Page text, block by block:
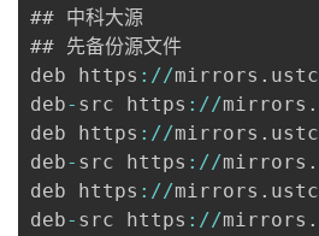
## 中科大源
## 先备份源文件
deb https : //mirrors . ustc
deb- src https : //mirrors .
deb https : //mirrors . ustc
deb- src https : //mirrors .
deb https : //mirrors . ustc
deb- src https : //mirrors .